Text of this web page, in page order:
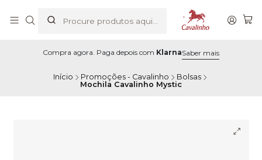
Compra agora. Paga depois com KlarnaSaber mais
Início Promoções - Cavalinho
Bolsas
Mochila Cavalinho Mystic